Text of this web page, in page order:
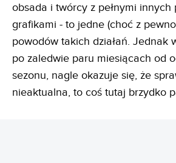
obsada i twórcy z pełnymi innych
grafikami - to jedne (choć z
powodów takich działań. Jednak
po zaledwie paru miesiącach od
sezonu, nagle okazuje się, że
nieaktualna, to coś tutaj brzydko